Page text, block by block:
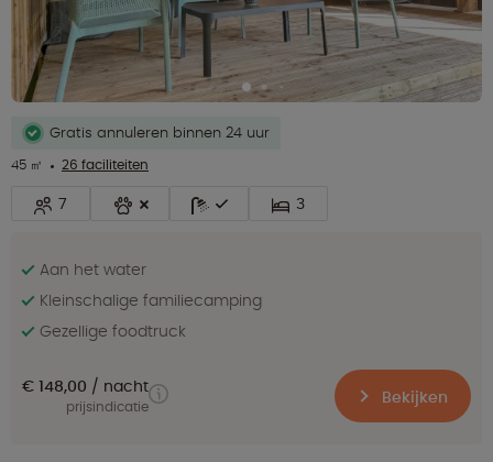
Gratis annuleren binnen 24 uur
45 ㎡
26 faciliteiten
7 3
Aan het water
Kleinschalige familiecamping
Gezellige foodtruck
€ 148,00 nacht
prijsindicatie Bekijken